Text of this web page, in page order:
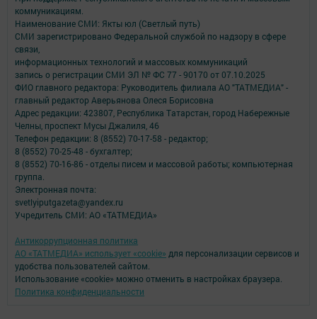
коммуникациям.
Наименование СМИ: Якты юл (Светлый путь)
СМИ зарегистрировано Федеральной службой по надзору в сфере
связи,
информационных технологий и массовых коммуникаций
запись о регистрации СМИ ЭЛ № ФС 77 - 90170 от 07.10.2025
ФИО главного редактора: Руководитель филиала АО "ТАТМЕДИА" -
главный редактор Аверьянова Олеся Борисовна
Адрес редакции: 423807, Республика Татарстан, город Набережные
Челны, проспект Мусы Джалиля, 46
Телефон редакции: 8 (8552) 70-17-58 - редактор;
8 (8552) 70-25-48 - бухгалтер;
8 (8552) 70-16-86 - отделы писем и массовой работы; компьютерная
группа.
Электронная почта:
svetlyiputgazeta@yandex.ru
Учредитель СМИ: АО «ТАТМЕДИА»
Антикоррупционная политика
АО «ТАТМЕДИА» использует «cookie» для персонализации сервисов и
удобства пользователей сайтом.
Использование «cookie» можно отменить в настройках браузера.
Политика конфиденциальности